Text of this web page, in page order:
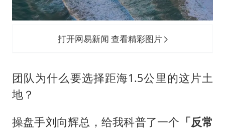
打开网易新闻 查看精彩图片
团队为什么要选择距海1.5公里的这片土
地？
操盘手刘向辉总，给我科普了一个 「反常